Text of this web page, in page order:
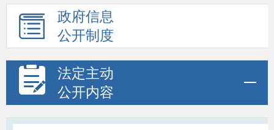
政府信息
公开制度
法定主动
公开内容